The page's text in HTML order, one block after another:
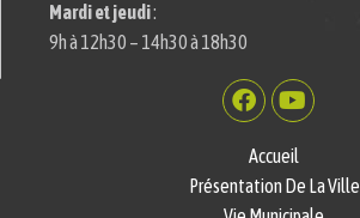
Mardi et jeudi:
9h à 12h30 – 14h30 à 18h30
Accueil
Présentation De La Ville